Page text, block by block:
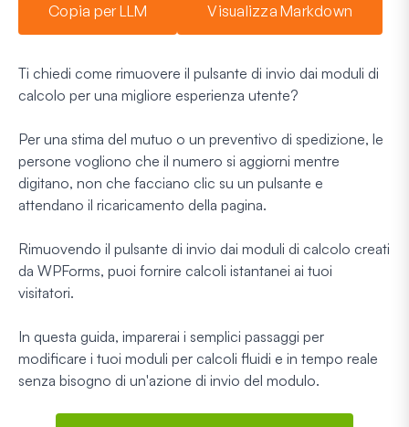
Copia per LLM Visualizza Markdown
Ti chiedi come rimuovere il pulsante di invio dai moduli di
calcolo per una migliore esperienza utente?
Per una stima del mutuo o un preventivo di spedizione, le
persone vogliono che il numero si aggiorni mentre
digitano, non che facciano clic su un pulsante e
attendano il ricaricamento della pagina.
Rimuovendo il pulsante di invio dai moduli di calcolo creati
da WPForms, puoi fornire calcoli istantanei ai tuoi
visitatori.
In questa guida, imparerai i semplici passaggi per
modificare i tuoi moduli per calcoli fluidi e in tempo reale
senza bisogno di un'azione di invio del modulo.